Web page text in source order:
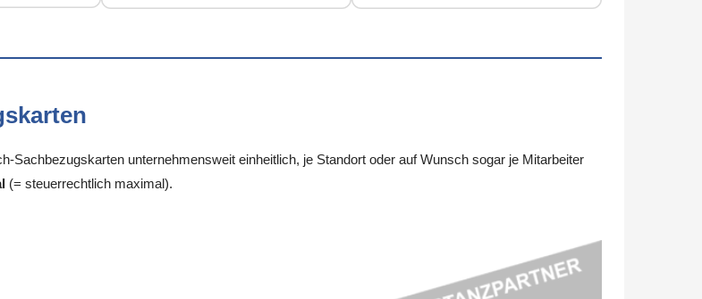
Sachbezugskarten unternehmensweit einheitlich, je Standort oder auf Wunsch sogar je Mitarbeiter
(= steuerrechtlich maximal).